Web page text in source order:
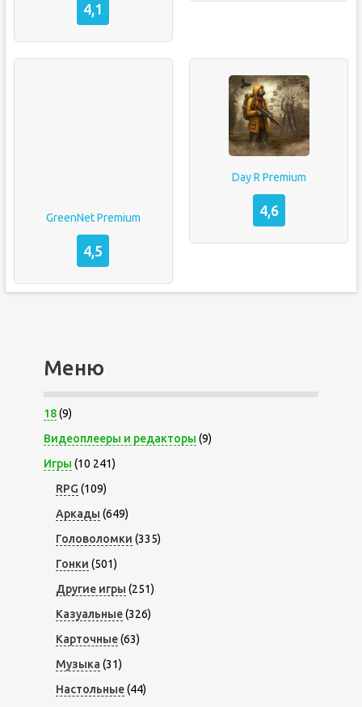
4,1
GreenNet Premium
4,5
Day R Premium
4,6
Меню
18(9)
Видеоплееры и редакторы (9)
Игры (10 241)
RPG (109)
Аркады (649)
Головоломки (335)
Гонки (501)
Другие игры (251)
Казуальные(326)
Карточные(63)
Музыка (31)
Настольные(44)